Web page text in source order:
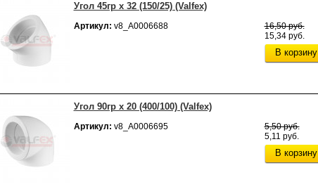
Угол 45гр х 32 (150/25) (Valfex)
Артикул: v8_А0006688
16,50 руб.
15,34 руб.
В корзину
Угол 90гр х 20 (400/100) (Valfex)
Артикул: v8_А0006695
5,50 руб.
5,11 руб.
В корзину